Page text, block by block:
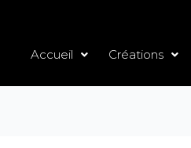
Accueil Créations